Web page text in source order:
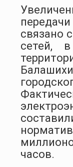
связано
сетей,
часов.